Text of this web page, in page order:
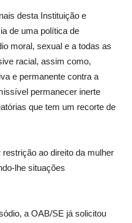
desta Instituição e
de uma política de
moral, sexual e a todas as
racial, assim como,
e permanente contra a
permanecer inerte
que tem um recorte de
ao direito da mulher
lhe situações
a OAB/SE já solicitou